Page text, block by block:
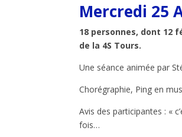
Mercredi 25
18 personnes, dont 12
de la 4S Tours.
Une séance animée par
Chorégraphie, Ping en
Avis des participantes : «
fois…